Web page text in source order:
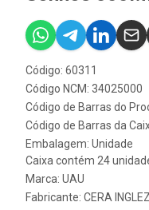
Código: 60311
Código NCM: 34025000
Código de Barras do
Código de Barras da
Embalagem: Unidade
Caixa contém 24
Marca: UAU
Fabricante: CERA